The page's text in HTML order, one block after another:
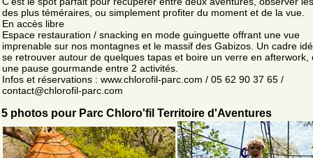
des plus téméraires, ou simplement profiter du moment et de la vue.
En accès libre
Espace restauration / snacking en mode guinguette offrant une vue
imprenable sur nos montagnes et le massif des Gabizos. Un cadre
se retrouver autour de quelques tapas et boire un verre en afterwork,
une pause gourmande entre 2 activités.
Infos et réservations : www.chlorofil-parc.com / 05 62 90 37 65 /
contact@chlorofil-parc.com
5 photos pour Parc Chloro'fil Territoire d'Aventures